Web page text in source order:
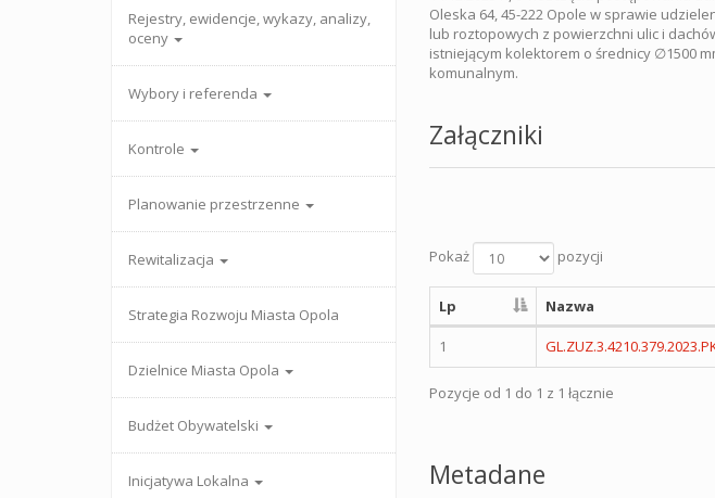
Rejestry, ewidencje, wykazy, analizy,
oceny
Wybory i referenda
Kontrole
Planowanie przestrzenne
Rewitalizacja
Strategia Rozwoju Miasta Opola
Dzielnice Miasta Opola
Budżet Obywatelski
Inicjatywa Lokalna
Oleska 64, 45-222 Opole w sprawie
lub roztopowych z powierzchni ulic i
istniejącym kolektorem o średnicy ∅1500
komunalnym.
Załączniki
Pokaż pozycji
Lp Nazwa
1
Pozycje od 1 do 1 z 1 łącznie
Metadane